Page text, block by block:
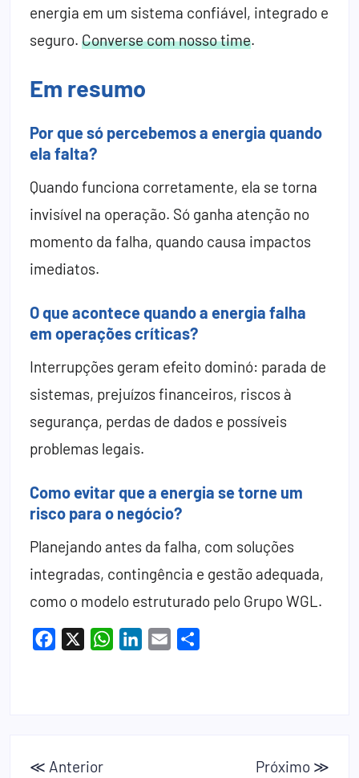
energia em um sistema confiável, integrado e
seguro. Converse com nosso time.
Em resumo
Por que só percebemos a energia quando
ela falta?
Quando funciona corretamente, ela se torna
invisível na operação. Só ganha atenção no
momento da falha, quando causa impactos
imediatos.
O que acontece quando a energia falha
em operações críticas?
Interrupções geram efeito dominó: parada de
sistemas, prejuízos financeiros, riscos à
segurança, perdas de dados e possíveis
problemas legais.
Como evitar que a energia se torne um
risco para o negócio?
Planejando antes da falha, com soluções
integradas, contingência e gestão adequada,
como o modelo estruturado pelo Grupo WGL.
Facebook WhatsAppLinkedIn
Email
≪ Anterior Próximo ≫